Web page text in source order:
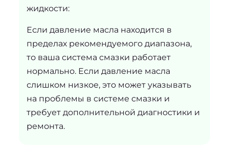
жидкости:
Если давление масла находится в
пределах рекомендуемого диапазона,
то ваша система смазки работает
нормально. Если давление масла
слишком низкое, это может указывать
на проблемы в системе смазки и
требует дополнительной диагностики и
ремонта.